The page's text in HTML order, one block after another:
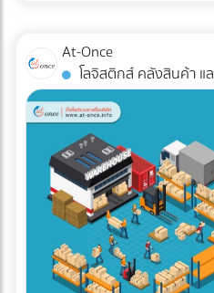
รูปธรรม และผ่านมาตรฐานระดับโ
BRC ได้ง่ายขึ้น ต้องการอัปเกรดเทคโนโลยีตรวจสอบคุณภาพใน
โรงงานอาหาร? ค้นหาตัวแทนจำห
ระบบ Inspection Systems ระดั
ปลาย หรือบางครั้งเลือกใช้รถผิดป
ทาง (เช่น โดนฝนสาด หรืออุณห
ไปกางโพย ประเภทรถขนส่ง
ยานพาหนะได้อย่างถูกต้อง คุ้มค่
ทำไมฝ่ายจัดซื้อต้องซีเรียสเรื่อง
เลือกรถขนส่งมีผลโดยตรงต่อกำ
เพราะรถแต่ละประเภทมีข้อจำกัด
กายภาพที่ต่างกัน: กฎหมายน้ำห
น้ำหนักไม่ให้เกินมาตรฐาน หาก
ปรับมหาศาลและเสียประวัติ ข้อจ
บรรทุกขนาดใหญ่ (ตั้งแต่ 6 ล้อขึ้น
At-Once
โลจิสติกส์ คลังสินค้า แ